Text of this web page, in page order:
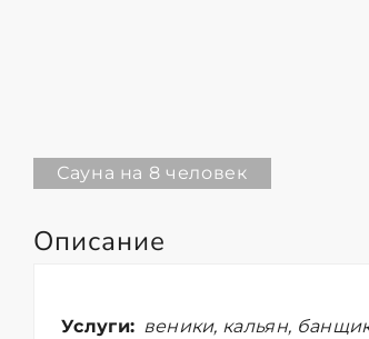
Сауна на 8 человек
Описание
Услуги: веники, кальян,